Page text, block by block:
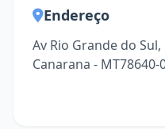
Endereço
Av Rio Grande do
Canarana - MT78640-